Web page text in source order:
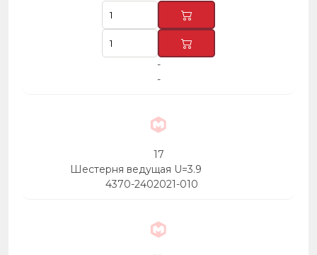
-
-
17
Шестерня ведущая U=3.9
4370-2402021-010